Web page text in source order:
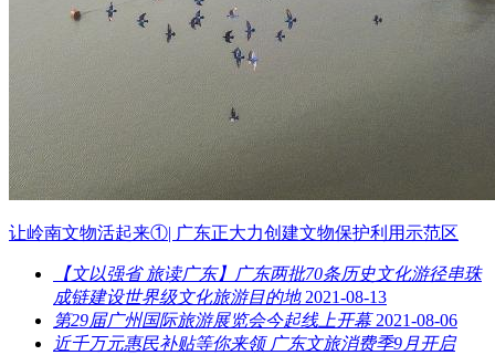
让岭南文物活起来①| 广东正大力创建文物保护利用示范区
【文以强省 旅读广东】广东两批70条历史文化游径串珠
成链建设世界级文化旅游目的地 2021-08-13
第29届广州国际旅游展览会今起线上开幕 2021-08-06
近千万元惠民补贴等你来领 广东文旅消费季9月开启